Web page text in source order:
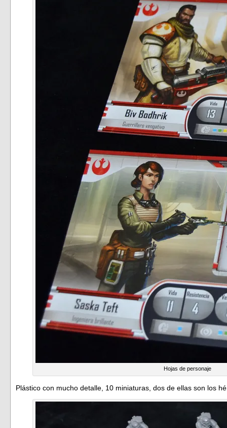
Hojas de personaje
Plástico con mucho detalle, 10 miniaturas, dos de ellas son los